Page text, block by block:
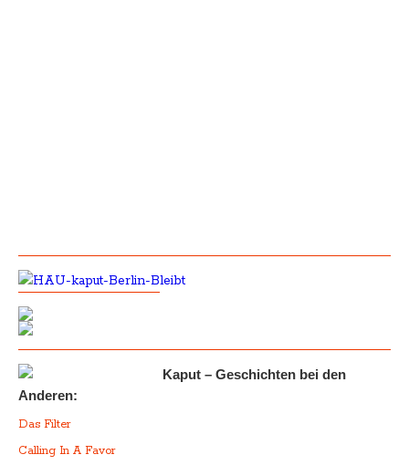
Kaput – Geschichten bei den
Anderen:
Das Filter
Calling In A Favor